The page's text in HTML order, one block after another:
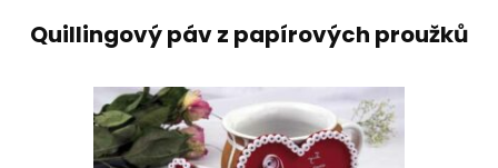
Quillingový páv z papírových proužků